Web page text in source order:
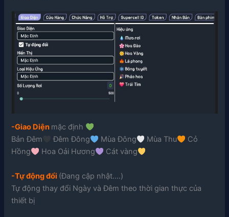
-Giao Diện mặc định
Bản Đêm
Đêm Đông Mùa Đông Mùa Thu
Cỏ
Hồng
Hoa Oải Hương Cát vàng
-Tự động đổi (Đang cập nhật….)
Tự động thay đổi Ngày và Đêm theo thời gian thực của
thiết bị